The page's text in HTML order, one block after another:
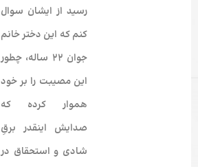
رسید از ایشان سوال
کنم که این دختر خانم
جوان 22 ساله، چطور
این مصیبت را بر خود
هموار کرده که
صدایش این­قدر برقِ
شادی و استحقاق در